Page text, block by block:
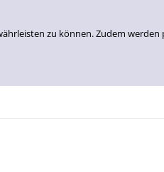
zu können. Zudem